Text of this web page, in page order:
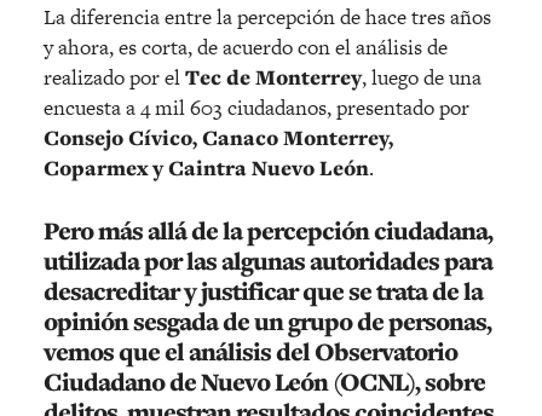
La diferencia entre la percepción de hace tres años
y ahora, es corta, de acuerdo con el análisis de
realizado por elTec de Monterrey, luego de una
encuesta a 4 mil 603 ciudadanos, presentado por
Consejo Cívico, Canaco Monterrey,
Coparmex y Caintra Nuevo León.
Pero más allá de la percepción ciudadana,
utilizada por las algunas autoridades para
desacreditar y justificar que se trata de la
opinión sesgada de un grupo de personas,
vemos que el análisis delObservatorio
Ciudadano de Nuevo León (OCNL), sobre